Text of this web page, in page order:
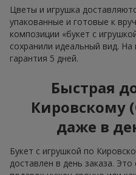
Цветы и игрушка
упакованные и готовые к
композиции «букет с
сохранили идеальный вид.
гарантия 5 дней.
Быстрая
Кировскому
даже в
Букет с игрушкой по
доставлен в день заказа.